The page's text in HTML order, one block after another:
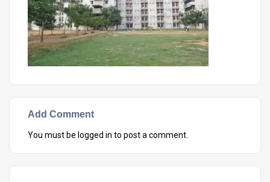
Add Comment
You must be logged in to post a comment.